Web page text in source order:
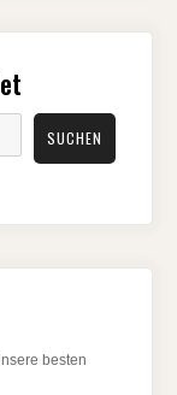
SUCHEN
besten